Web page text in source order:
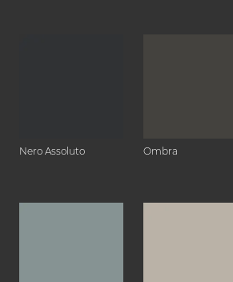
Nero Assoluto Ombra